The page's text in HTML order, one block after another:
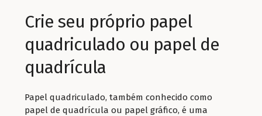
Crie seu próprio papel
quadriculado ou papel de
quadrícula
Papel quadriculado, também conhecido como
papel de quadrícula ou papel gráfico, é uma